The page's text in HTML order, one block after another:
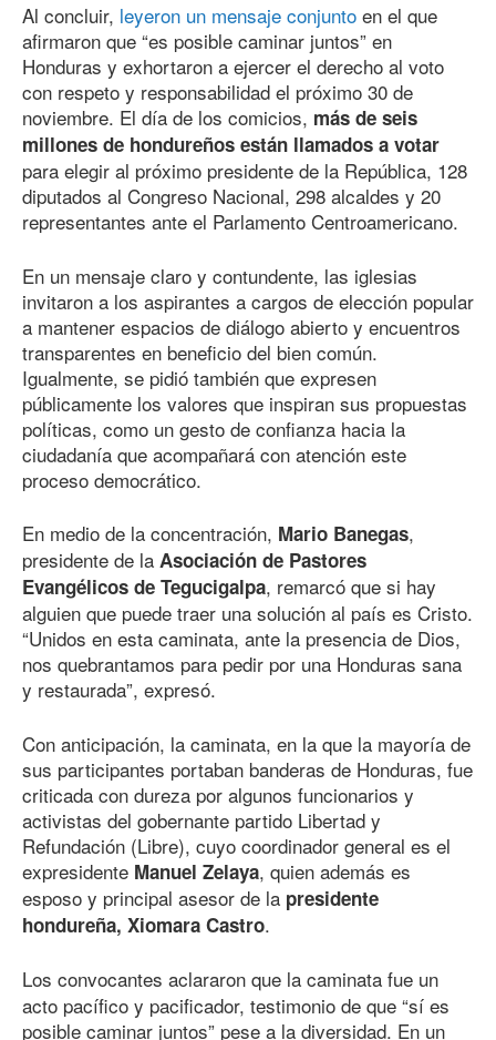
Al concluir, leyeron un mensaje conjunto en el que
afirmaron que “es posible caminar juntos” en
Honduras y exhortaron a ejercer el derecho al voto
con respeto y responsabilidad el próximo 30 de
noviembre. El día de los comicios, más de seis
millones de hondureños están llamados a votar
para elegir al próximo presidente de la República, 128
diputados al Congreso Nacional, 298 alcaldes y 20
representantes ante el Parlamento Centroamericano.
En un mensaje claro y contundente, las iglesias
invitaron a los aspirantes a cargos de elección popular
a mantener espacios de diálogo abierto y encuentros
transparentes en beneficio del bien común.
Igualmente, se pidió también que expresen
públicamente los valores que inspiran sus propuestas
políticas, como un gesto de confianza hacia la
ciudadanía que acompañará con atención este
proceso democrático.
En medio de la concentración, Mario Banegas,
presidente de la Asociación de Pastores
Evangélicos de Tegucigalpa, remarcó que si hay
alguien que puede traer una solución al país es Cristo.
“Unidos en esta caminata, ante la presencia de Dios,
nos quebrantamos para pedir por una Honduras sana
y restaurada”, expresó.
Con anticipación, la caminata, en la que la mayoría de
sus participantes portaban banderas de Honduras, fue
criticada con dureza por algunos funcionarios y
activistas del gobernante partido Libertad y
Refundación (Libre), cuyo coordinador general es el
expresidente Manuel Zelaya, quien además es
esposo y principal asesor de la presidente
hondureña, Xiomara Castro.
Los convocantes aclararon que la caminata fue un
acto pacífico y pacificador, testimonio de que “sí es
posible caminar juntos” pese a la diversidad. En un